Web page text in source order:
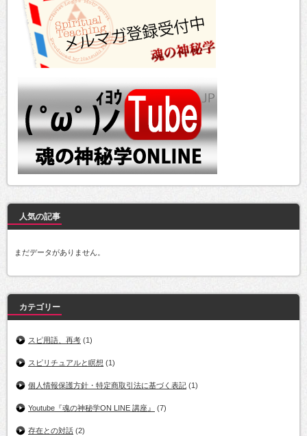
人気の記事
まだデータがありません。
カテゴリー
スピ用語、再考 (1)
スピリチュアルと瞑想 (1)
個人情報保護方針・特定商取引法に基づく表記 (1)
Youtube『魂の神秘学ON LINE 講座』 (7)
存在との対話 (2)